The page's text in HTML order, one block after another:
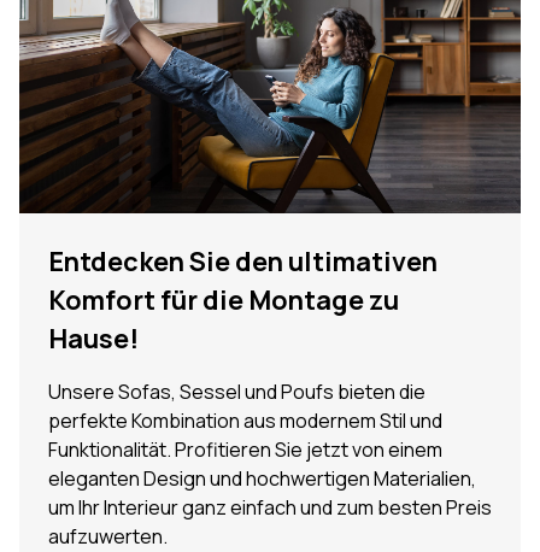
Entdecken Sie den ultimativen
Komfort für die Montage zu
Hause!
Unsere Sofas, Sessel und Poufs bieten die
perfekte Kombination aus modernem Stil und
Funktionalität. Profitieren Sie jetzt von einem
eleganten Design und hochwertigen Materialien,
um Ihr Interieur ganz einfach und zum besten Preis
aufzuwerten.